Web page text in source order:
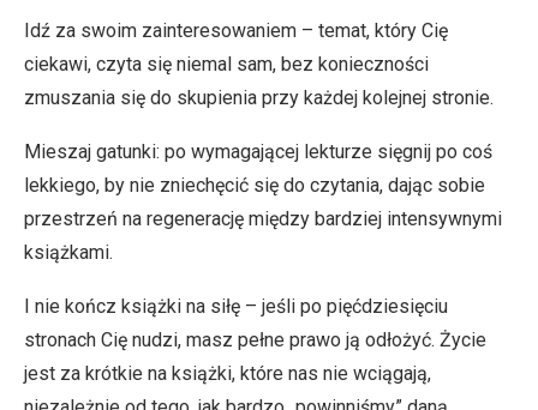
Idź za swoim zainteresowaniem – temat, który Cię
ciekawi, czyta się niemal sam, bez konieczności
zmuszania się do skupienia przy każdej kolejnej stronie.
Mieszaj gatunki: po wymagającej lekturze sięgnij po coś
lekkiego, by nie zniechęcić się do czytania, dając sobie
przestrzeń na regenerację między bardziej intensywnymi
książkami.
I nie kończ książki na siłę – jeśli po pięćdziesięciu
stronach Cię nudzi, masz pełne prawo ją odłożyć. Życie
jest za krótkie na książki, które nas nie wciągają,